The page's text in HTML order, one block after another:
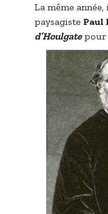
La même
paysagiste Paul
d’Houlgatepour